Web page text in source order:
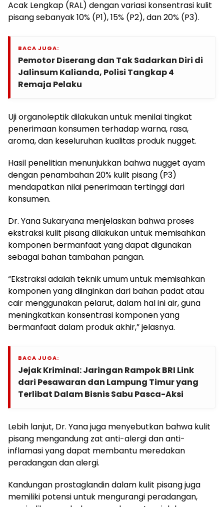
Acak Lengkap (RAL) dengan variasi konsentrasi kulit
pisang sebanyak 10% (P1), 15% (P2), dan 20% (P3).
BACA JUGA:
Pemotor Diserang dan Tak Sadarkan Diri di
Jalinsum Kalianda, Polisi Tangkap 4
Remaja Pelaku
Uji organoleptik dilakukan untuk menilai tingkat
penerimaan konsumen terhadap warna, rasa,
aroma, dan keseluruhan kualitas produk nugget.
Hasil penelitian menunjukkan bahwa nugget ayam
dengan penambahan 20% kulit pisang (P3)
mendapatkan nilai penerimaan tertinggi dari
konsumen.
Dr. Yana Sukaryana menjelaskan bahwa proses
ekstraksi kulit pisang dilakukan untuk memisahkan
komponen bermanfaat yang dapat digunakan
sebagai bahan tambahan pangan.
“Ekstraksi adalah teknik umum untuk memisahkan
komponen yang diinginkan dari bahan padat atau
cair menggunakan pelarut, dalam hal ini air, guna
meningkatkan konsentrasi komponen yang
bermanfaat dalam produk akhir,” jelasnya.
BACA JUGA:
Jejak Kriminal: Jaringan Rampok BRI Link
dari Pesawaran dan Lampung Timur yang
Terlibat Dalam Bisnis Sabu Pasca-Aksi
Lebih lanjut, Dr. Yana juga menyebutkan bahwa kulit
pisang mengandung zat anti-alergi dan anti-
inflamasi yang dapat membantu meredakan
peradangan dan alergi.
Kandungan prostaglandin dalam kulit pisang juga
memiliki potensi untuk mengurangi peradangan,